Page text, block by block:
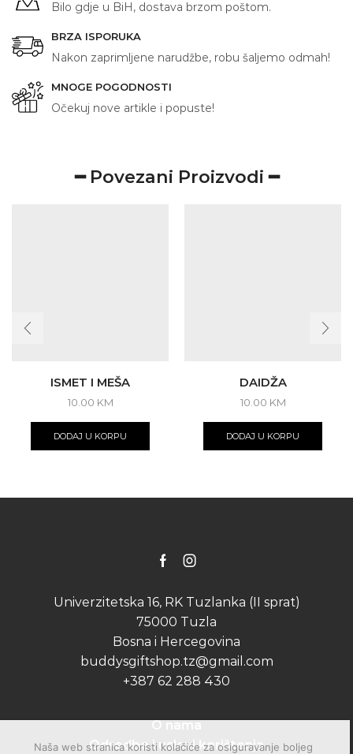
Bilo gdje u BiH, dostava brzom poštom.
BRZA ISPORUKA
Nakon zaprimljene narudžbe, robu šaljemo odmah!
MNOGE POGODNOSTI
Očekuj nove artikle i popuste!
━ Povezani Proizvodi ━
ISMET I MEŠA
10.00 KM
DODAJ U KORPU
DAIDŽA
10.00 KM
DODAJ U KORPU
FacebookInstagram
Univerzitetska 16, RK Tuzlanka (II sprat)
75000 Tuzla
Bosna i Hercegovina
buddysgiftshop.tz@gmail.com
+387 62 288 430
Odredbe i uslovi korištenja
Naša web stranica koristi kolačiće za osiguravanje boljeg